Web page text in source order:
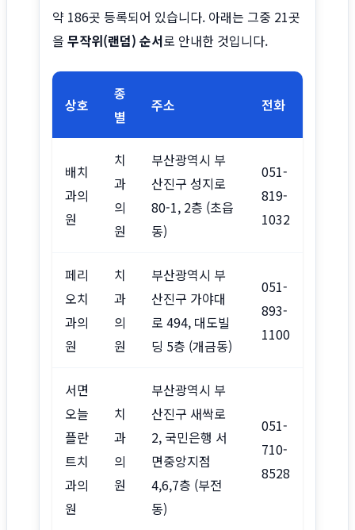
약 186곳 등록되어 있습니다. 아래는 그중 21곳
을 무작위(랜덤) 순서로 안내한 것입니다.
상호
종
별
주소 전화
배치
과의
원
치
과
의
원
부산광역시 부
산진구 성지로
80-1, 2층 (초읍
동)
051-
819-
1032
페리
오치
과의
원
치
과
의
원
부산광역시 부
산진구 가야대
로 494, 대도빌
딩 5층 (개금동)
051-
893-
1100
서면
오늘
플란
트치
과의
원
치
과
의
원
부산광역시 부
산진구 새싹로
2, 국민은행 서
면중앙지점
4,6,7층 (부전
동)
051-
710-
8528